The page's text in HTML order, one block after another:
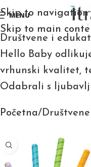
Skip to navigation
Skip to main
MENU
Društvene i
Hello Baby
vrhunski kvalitet,
Odabrali s
Početna